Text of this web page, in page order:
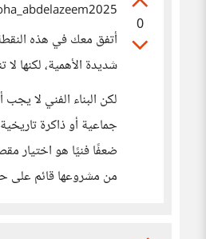
0
أتفق معك في هذه
شديدة الأهمية، لكنها
لكن البناء الفني لا
جماعية أو ذاكرة
ضعفًا فنيًا هو اختيار
من مشروعها قائم على